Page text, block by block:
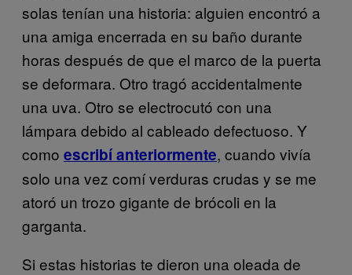
solas tenían una historia: alguien encontró a
una amiga encerrada en su baño durante
horas después de que el marco de la puerta
se deformara. Otro tragó accidentalmente
una uva. Otro se electrocutó con una
lámpara debido al cableado defectuoso. Y
como escribí anteriormente, cuando vivía
solo una vez comí verduras crudas y se me
atoró un trozo gigante de brócoli en la
garganta.
Si estas historias te dieron una oleada de